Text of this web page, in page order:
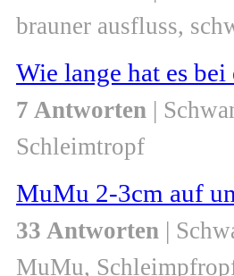
brauner ausfluss,
Wie lange hat es
7 Antworten |
Schleimtropf
MuMu 2-3cm auf
33 Antworten |
MuMu,